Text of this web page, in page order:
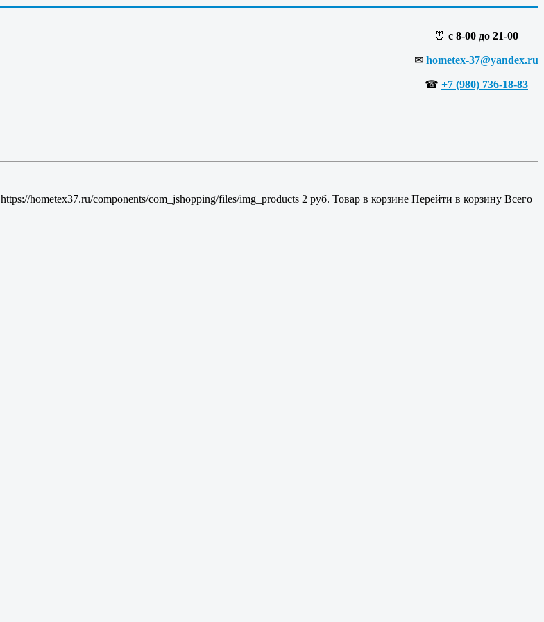
⏰ с 8-00 до 21-00
✉ hometex-37@yandex.ru
☎ +7 (980) 736-18-83
https://hometex37.ru/components/com_jshopping/files/img_products 2 руб. Товар в корзине Перейти в корзину Всего